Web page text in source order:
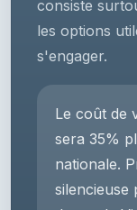
consiste
les options
s'engager.
Le coût de
sera 35%
nationale.
silencieuse